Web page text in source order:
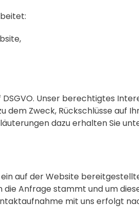
Unser berechtigtes
Zweck, Rückschlüsse auf
dazu erhalten Sie
auf der Website
Anfrage stammt und um
mit uns erfolgt